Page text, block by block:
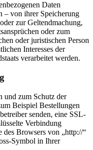
Daten
– von ihrer Speicherung
zur Geltendmachung,
oder zum
oder juristischen Person
Interesses der
verarbeitet werden.
und zum Schutz der
Beispiel Bestellungen
senden, eine SSL-
Verbindung
des Browsers von „http://“
Symbol in Ihrer